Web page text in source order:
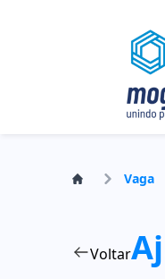
Vaga
Voltar